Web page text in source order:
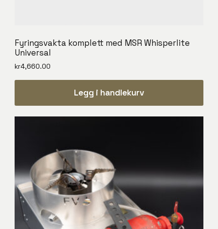
Fyringsvakta komplett med MSR Whisperlite
Universal
kr4,660.00
Legg i handlekurv